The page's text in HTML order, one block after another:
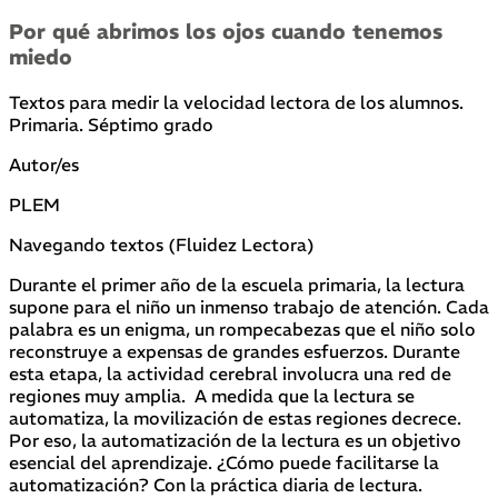
Por qué abrimos los ojos cuando tenemos
miedo
Textos para medir la velocidad lectora de los alumnos.
Primaria. Séptimo grado
Autor/es
PLEM
Navegando textos (Fluidez Lectora)
Durante el primer año de la escuela primaria, la lectura
supone para el niño un inmenso trabajo de atención. Cada
palabra es un enigma, un rompecabezas que el niño solo
reconstruye a expensas de grandes esfuerzos. Durante
esta etapa, la actividad cerebral involucra una red de
regiones muy amplia. A medida que la lectura se
automatiza, la movilización de estas regiones decrece.
Por eso, la automatización de la lectura es un objetivo
esencial del aprendizaje. ¿Cómo puede facilitarse la
automatización? Con la práctica diaria de lectura.